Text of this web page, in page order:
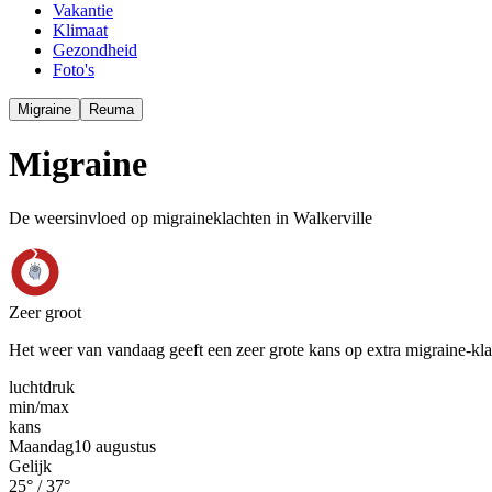
Vakantie
Klimaat
Gezondheid
Foto's
Migraine Reuma
Migraine
De weersinvloed op migraineklachten in Walkerville
Zeer groot
Het weer van vandaag geeft een zeer grote kans op extra migraine-
luchtdruk
min/max
kans
Maandag10 augustus
Gelijk
25° /37°